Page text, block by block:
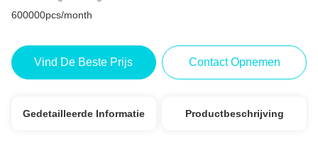
600000pcs/month
Vind De Beste Prijs Contact Opnemen
Gedetailleerde Informatie Productbeschrijving